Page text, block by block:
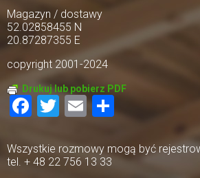
Magazyn / dostawy
52.02858455 N
20.87287355 E
copyright 2001-2024
Drukuj lub pobierz PDF
Facebook
Twitter
EmailShare
Wszystkie rozmowy mogą być
tel. + 48 22 756 13 33